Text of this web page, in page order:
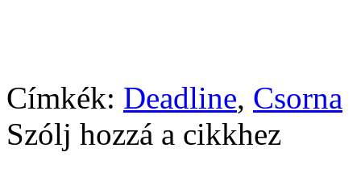
Címkék: Deadline, Csorna
Szólj hozzá a cikkhez